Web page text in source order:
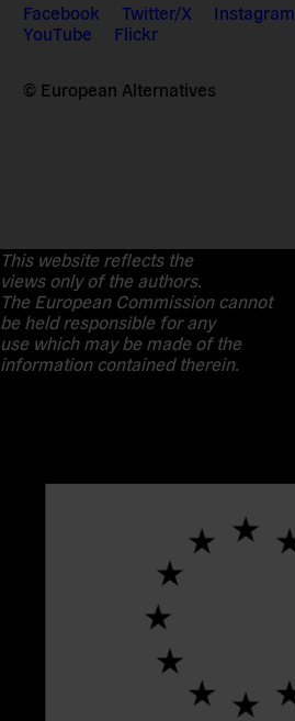
Facebook Twitter/X Instagram
YouTube
Flickr
© European Alternatives
This website reflects the
views only of the authors.
The European Commission cannot
be held responsible for any
use which may be made of the
information contained therein.